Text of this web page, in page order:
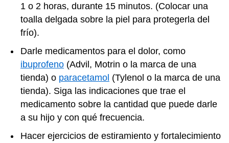
1 o 2 horas, durante 15 minutos. (Colocar una
toalla delgada sobre la piel para protegerla del
frío).
Darle medicamentos para el dolor, como
ibuprofeno (Advil, Motrin o la marca de una
tienda) o paracetamol (Tylenol o la marca de una
tienda). Siga las indicaciones que trae el
medicamento sobre la cantidad que puede darle
a su hijo y con qué frecuencia.
Hacer ejercicios de estiramiento y fortalecimiento